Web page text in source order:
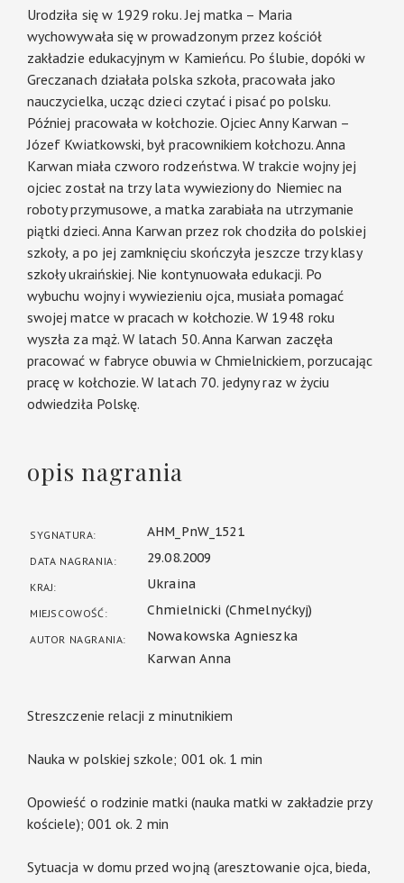
Urodziła się w 1929 roku. Jej matka – Maria
wychowywała się w prowadzonym przez kościół
zakładzie edukacyjnym w Kamieńcu. Po ślubie, dopóki w
Greczanach działała polska szkoła, pracowała jako
nauczycielka, ucząc dzieci czytać i pisać po polsku.
Później pracowała w kołchozie. Ojciec Anny Karwan –
Józef Kwiatkowski, był pracownikiem kołchozu. Anna
Karwan miała czworo rodzeństwa. W trakcie wojny jej
ojciec został na trzy lata wywieziony do Niemiec na
roboty przymusowe, a matka zarabiała na utrzymanie
piątki dzieci. Anna Karwan przez rok chodziła do polskiej
szkoły, a po jej zamknięciu skończyła jeszcze trzy klasy
szkoły ukraińskiej. Nie kontynuowała edukacji. Po
wybuchu wojny i wywiezieniu ojca, musiała pomagać
swojej matce w pracach w kołchozie. W 1948 roku
wyszła za mąż. W latach 50. Anna Karwan zaczęła
pracować w fabryce obuwia w Chmielnickiem, porzucając
pracę w kołchozie. W latach 70. jedyny raz w życiu
odwiedziła Polskę.
opis nagrania
SYGNATURA: AHM_PnW_1521
DATA NAGRANIA: 29.08.2009
KRAJ: Ukraina
MIEJSCOWOŚĆ: Chmielnicki (Chmelnyćkyj)
AUTOR NAGRANIA:
Nowakowska Agnieszka
Karwan Anna
Streszczenie relacji z minutnikiem
Nauka w polskiej szkole; 001 ok. 1 min
Opowieść o rodzinie matki (nauka matki w zakładzie przy
kościele); 001 ok. 2 min
Sytuacja w domu przed wojną (aresztowanie ojca, bieda,